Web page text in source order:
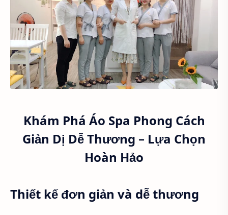
Khám Phá Áo Spa Phong Cách
Giản Dị Dễ Thương – Lựa Chọn
Hoàn Hảo
Thiết kế đơn giản và dễ thương